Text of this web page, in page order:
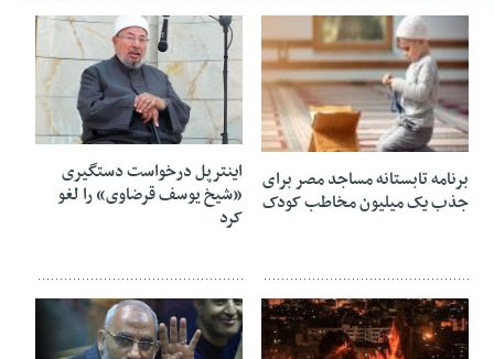
20 مه 2025
برنامه تابستانه مساجد مصر برای
جذب یک میلیون مخاطب کودک
12 دسامبر 2018
اینترپل درخواست دستگیری
«شیخ یوسف قرضاوی» را لغو
کرد